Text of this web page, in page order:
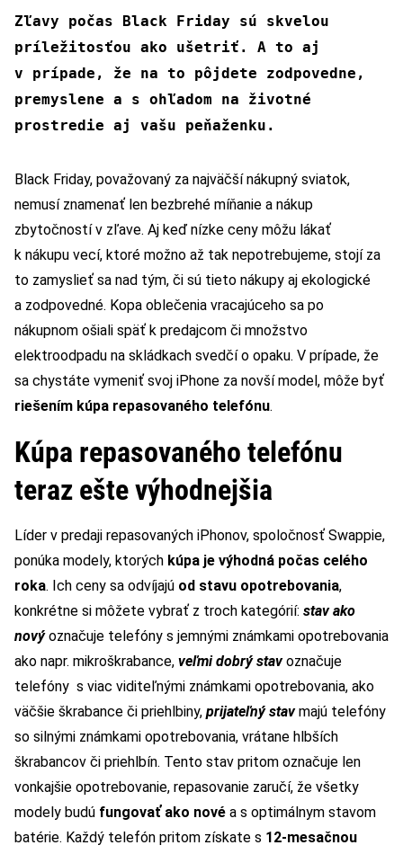
Zľavy počas Black Friday sú skvelou
príležitosťou ako ušetriť. A to aj
v prípade, že na to pôjdete zodpovedne,
premyslene a s ohľadom na životné
prostredie aj vašu peňaženku.
Black Friday, považovaný za najväčší nákupný sviatok,
nemusí znamenať len bezbrehé míňanie a nákup
zbytočností v zľave. Aj keď nízke ceny môžu lákať
k nákupu vecí, ktoré možno až tak nepotrebujeme, stojí za
to zamyslieť sa nad tým, či sú tieto nákupy aj ekologické
a zodpovedné. Kopa oblečenia vracajúceho sa po
nákupnom ošiali späť k predajcom či množstvo
elektroodpadu na skládkach svedčí o opaku. V prípade, že
sa chystáte vymeniť svoj iPhone za novší model, môže byť
riešením kúpa repasovaného telefónu.
Kúpa repasovaného telefónu
teraz ešte výhodnejšia
Líder v predaji repasovaných iPhonov, spoločnosť Swappie,
ponúka modely, ktorých kúpa je výhodná počas celého
roka. Ich ceny sa odvíjajú od stavu opotrebovania,
konkrétne si môžete vybrať z troch kategórií: stav ako
novýoznačuje telefóny s jemnými známkami opotrebovania
ako napr. mikroškrabance, veľmi dobrý stavoznačuje
telefóny s viac viditeľnými známkami opotrebovania, ako
väčšie škrabance či priehlbiny, prijateľný stavmajú telefóny
so silnými známkami opotrebovania, vrátane hlbších
škrabancov či priehlbín. Tento stav pritom označuje len
vonkajšie opotrebovanie, repasovanie zaručí, že všetky
modely budú fungovať ako nové a s optimálnym stavom
batérie. Každý telefón pritom získate s 12-mesačnou